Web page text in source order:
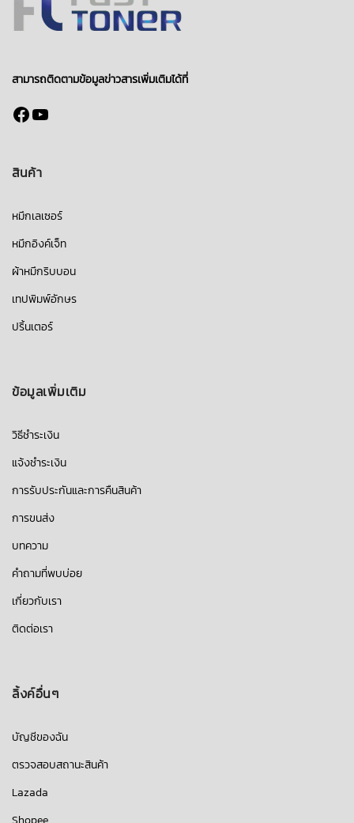
สามารถติดตามข้อมูลข่าวสารเพิ่มเติมได้ที่
Facebook
YouTube
สินค้า
หมึกเลเซอร์
หมึกอิงค์เจ็ท
ผ้าหมึกริบบอน
เทปพิมพ์อักษร
ปริ้นเตอร์
ข้อมูลเพิ่มเติม
วิธีชำระเงิน
แจ้งชำระเงิน
การรับประกันและการคืนสินค้า
การขนส่ง
บทความ
คำถามที่พบบ่อย
เกี่ยวกับเรา
ติดต่อเรา
ลิ้งค์อื่นๆ
บัญชีของฉัน
ตรวจสอบสถานะสินค้า
Lazada